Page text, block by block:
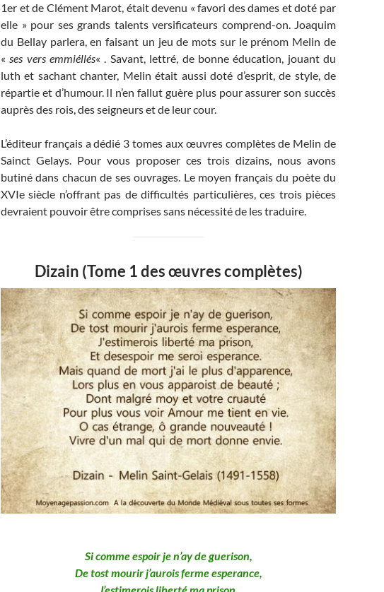
1er et de Clément Marot, était devenu « favori des dames et doté par
elle » pour ses grands talents versificateurs comprend-on. Joaquim
du Bellay parlera, en faisant un jeu de mots sur le prénom Melin de
«ses vers emmiéllés« . Savant, lettré, de bonne éducation, jouant du
luth et sachant chanter, Melin était aussi doté d’esprit, de style, de
répartie et d’humour. Il n’en fallut guère plus pour assurer son succès
auprès des rois, des seigneurs et de leur cour.
L’éditeur français a dédié 3 tomes aux œuvres complètes de Melin de
Sainct Gelays. Pour vous proposer ces trois dizains, nous avons
butiné dans chacun de ses ouvrages. Le moyen français du poète du
XVIe siècle n’offrant pas de difficultés particulières, ces trois pièces
devraient pouvoir être comprises sans nécessité de les traduire.
Dizain (Tome 1 des œuvres complètes)
Si comme espoir je n’ay de guerison,
De tost mourir j’aurois ferme esperance,